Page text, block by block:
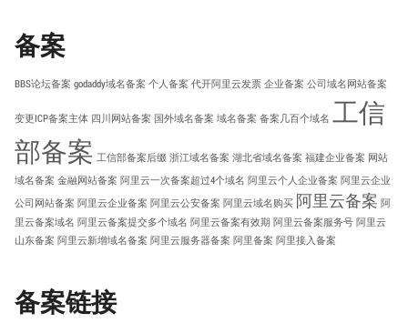
备案
BBS论坛备案 godaddy域名备案 个人备案 代开阿里云发票 企业备案 公司域名网站备案
变更ICP备案主体 四川网站备案 国外域名备案 域名备案 备案几百个域名 工信
部备案 工信部备案后缀 浙江域名备案 湖北省域名备案 福建企业备案 网站
域名备案 金融网站备案 阿里云一次备案超过4个域名 阿里云个人企业备案 阿里云企业
公司网站备案 阿里云企业备案 阿里云公安备案 阿里云域名购买 阿里云备案 阿
里云备案域名 阿里云备案提交多个域名 阿里云备案有效期 阿里云备案服务号 阿里云
山东备案 阿里云新增域名备案 阿里云服务器备案 阿里备案 阿里接入备案
备案链接